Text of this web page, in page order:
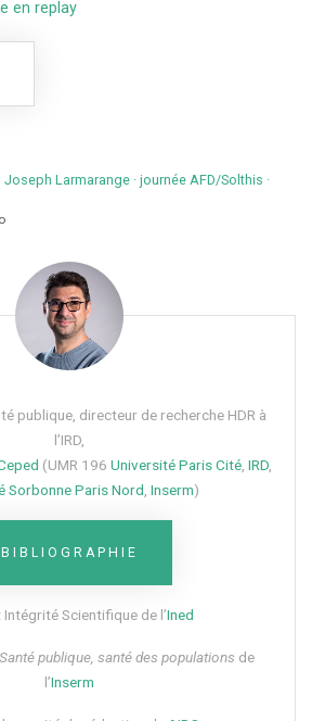
en replay
Joseph Larmarange · journée AFD/Solthis ·
publique, directeur de recherche HDR à
l’IRD,
(UMR 196 Université Paris Cité, IRD,
Sorbonne Paris Nord Inserm)
BIBLIOGRAPHIE
Intégrité Scientifique de l’Ined
Santé publique, santé des populations de
l’Inserm